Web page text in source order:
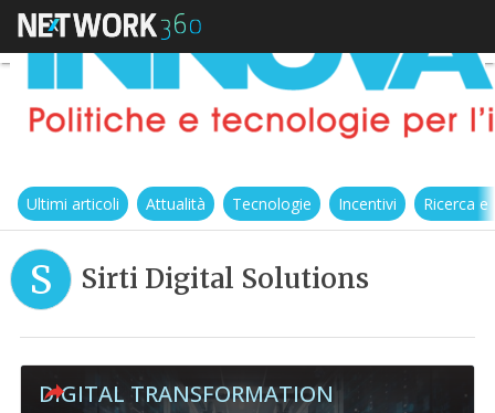
Ultimi articoli Attualità Tecnologie Incentivi Ricerca
S Sirti Digital Solutions
DIGITAL TRANSFORMATION